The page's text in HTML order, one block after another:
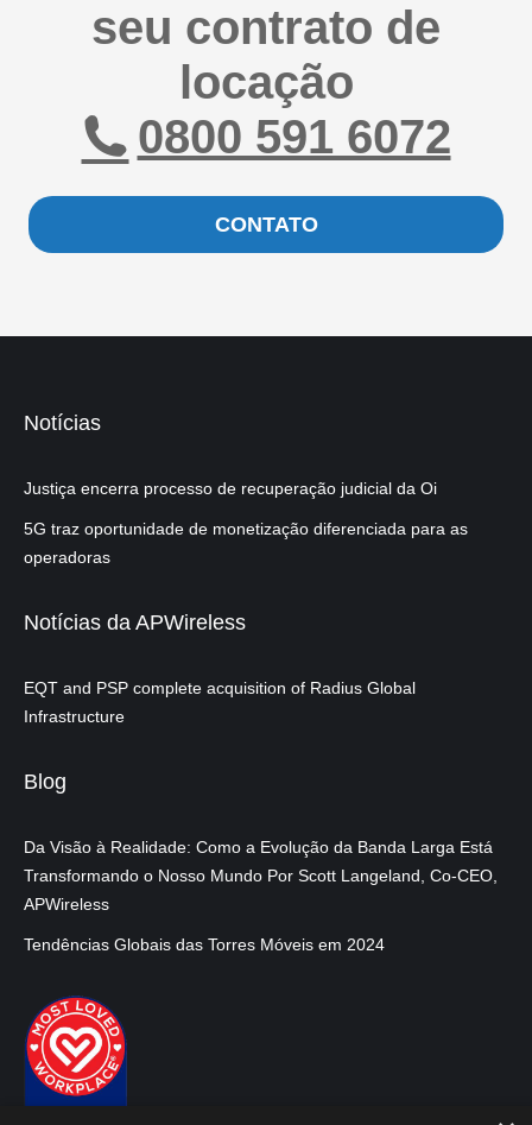
seu contrato de
locação
0800 591 6072
CONTATO
Notícias
Justiça encerra processo de recuperação judicial da Oi
5G traz oportunidade de monetização diferenciada para as
operadoras
Notícias da APWireless
EQT and PSP complete acquisition of Radius Global
Infrastructure
Blog
Da Visão à Realidade: Como a Evolução da Banda Larga Está
Transformando o Nosso Mundo Por Scott Langeland, Co-CEO,
APWireless
Tendências Globais das Torres Móveis em 2024